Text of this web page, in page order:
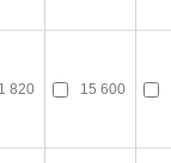
820 15 600